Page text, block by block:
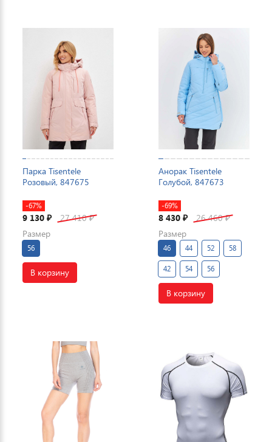
Парка Tisentele
Розовый, 847675
-67%
9 130 ₽ 27 410₽
Размер
56
В корзину
Анорак Tisentele
Голубой, 847673
-69%
8 430 ₽ 26 460₽
Размер
46 44 52 58
42 54 56
В корзину